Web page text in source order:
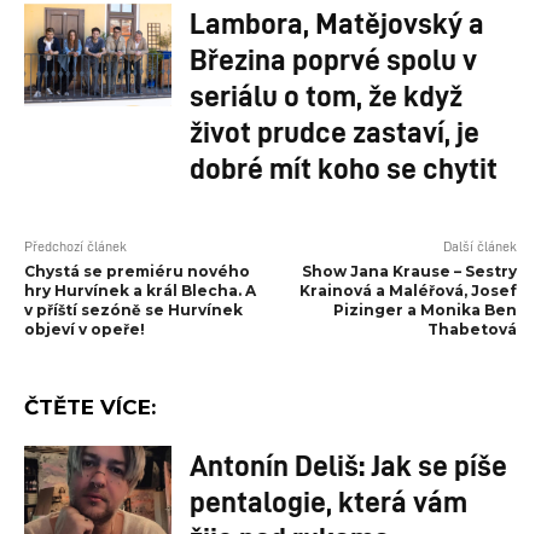
Lambora, Matějovský a
Březina poprvé spolu v
seriálu o tom, že když
život prudce zastaví, je
dobré mít koho se chytit
Předchozí článek
Chystá se premiéru nového
hry Hurvínek a král Blecha. A
v příští sezóně se Hurvínek
objeví v opeře!
Další článek
Show Jana Krause – Sestry
Krainová a Maléřová, Josef
Pizinger a Monika Ben
Thabetová
ČTĚTE VÍCE:
Antonín Deliš: Jak se píše
pentalogie, která vám